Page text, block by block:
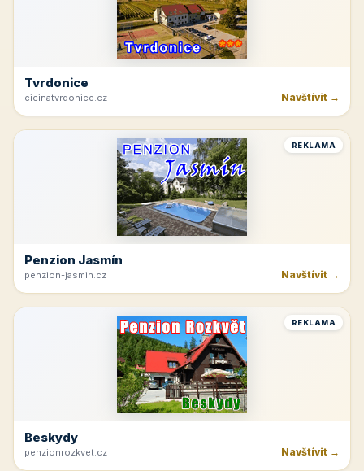
Tvrdonice
cicinatvrdonice.cz Navštívit →
REKLAMA
Penzion Jasmín
penzion-jasmin.cz Navštívit →
REKLAMA
Beskydy
penzionrozkvet.cz Navštívit →